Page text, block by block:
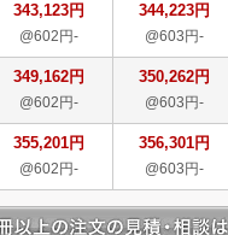
343,123円
@602円-
344,223円
@603円-
349,162円
@602円-
350,262円
@603円-
355,201円
@602円-
356,301円
@603円-